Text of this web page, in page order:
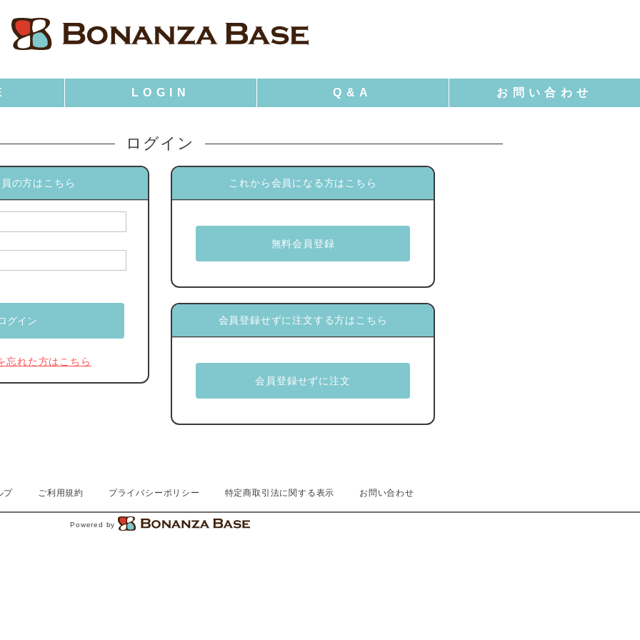
ログイン
の方はこちら
忘れた方はこちら
これから会員になる方はこちら
会員登録せずに注文する方はこちら
プ ご利用規約 プライバシーポリシー 特定商取引法に関する表示 お問い合わせ
Powered by